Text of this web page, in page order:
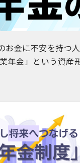
お金に不安を持つ
年金」という資